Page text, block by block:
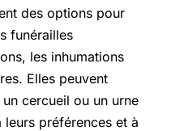
des options pour
funérailles
les inhumations
Elles peuvent
cercueil ou un urne
préférences et à